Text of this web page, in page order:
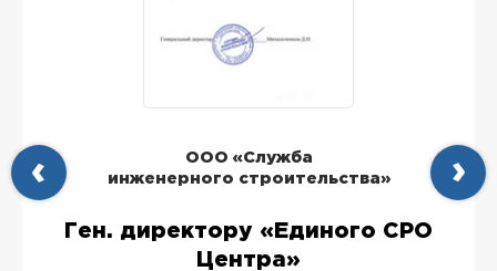
ООО «Служба
инженерного строительства»
Ген. директору «Единого СРО
Центра»